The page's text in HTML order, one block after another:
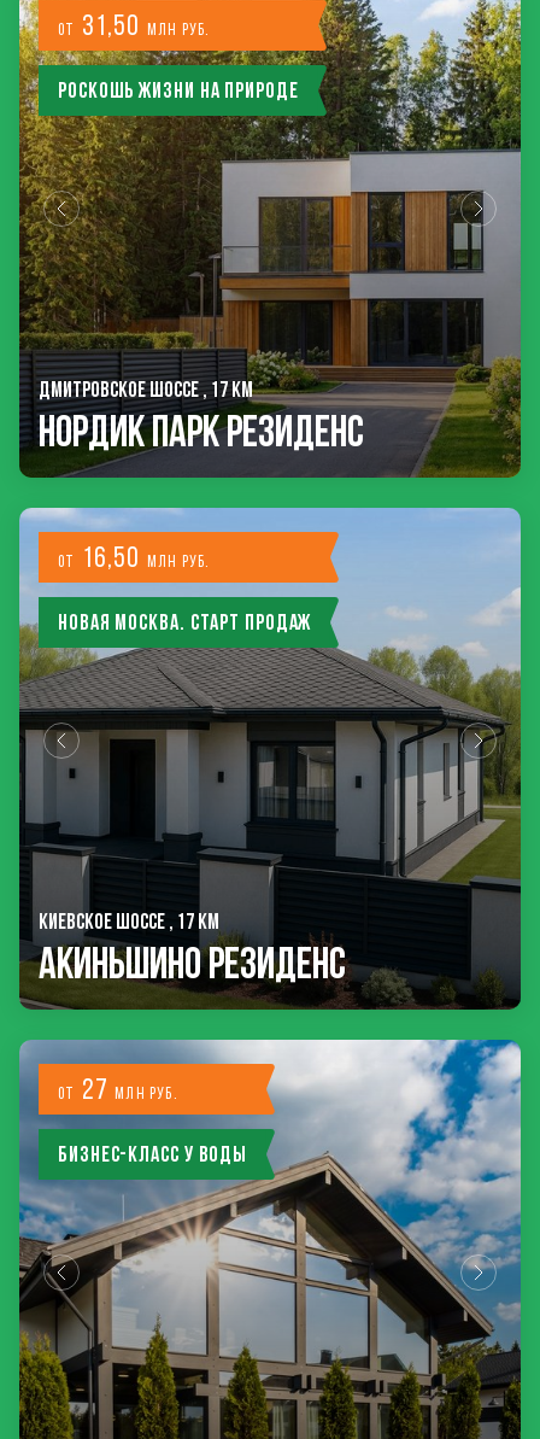
от 31,50 млн руб.
Роскошь жизни на природе
ДМИТРОВСКОЕ ШОССЕ , 17 КМ
Нордик Парк Резиденс
от 16,50 млн руб.
Новая Москва. Старт продаж
КИЕВСКОЕ ШОССЕ , 17 КМ
Акиньшино Резиденс
от 27млн руб.
Бизнес-класс у воды